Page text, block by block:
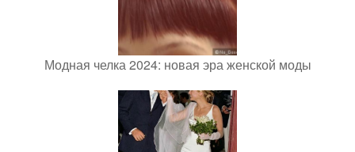
Модная челка 2024: новая эра женской моды